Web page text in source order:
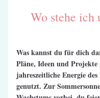
Wo stehe
Was kannst du für dich
Pläne, Ideen und Projekte
jahreszeitliche Energie
genutzt. Zur